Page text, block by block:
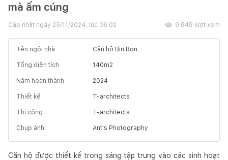
mà ấm cúng
Cập nhật ngày 25/11/2024, lúc 06:02 9.848 lượt xem
Tên ngôi nhà Căn hộ Bin Bon
Tổng diện tích 140m2
Năm hoàn thành 2024
Thiết kế T-architects
Thi công T-architects
Chụp ảnh Ant's Photography
Căn hộ được thiết kế trong sáng tập trung vào các sinh hoạt